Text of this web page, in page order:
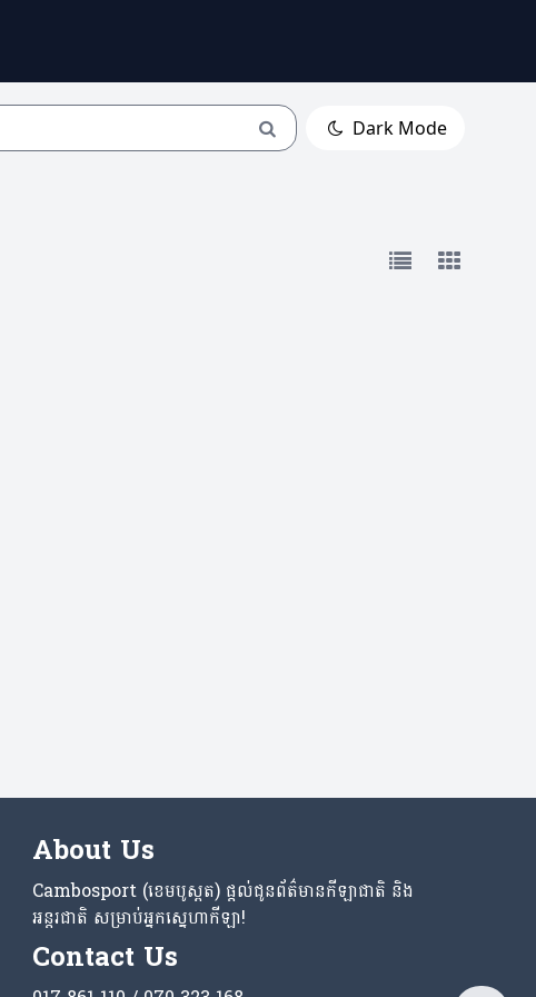
Dark Mode
About Us
Cambosport (ខេមបូស្ពត) ផ្តល់ជូនព័ត៌មានកីឡាជាតិ និង
អន្តរជាតិ សម្រាប់អ្នកស្នេហាកីឡា!
Contact Us